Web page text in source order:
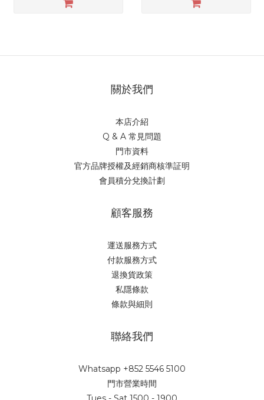
關於我們
本店介紹
Q & A 常見問題
門市資料
官方品牌授權及經銷商核準証明
會員積分兌換計劃
顧客服務
運送服務方式
付款服務方式
退換貨政策
私隱條款
條款與細則
聯絡我們
Whatsapp +852 5546 5100
門市營業時間